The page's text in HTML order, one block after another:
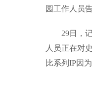
园工作人员
29日，
人员正在对
比系列IP因